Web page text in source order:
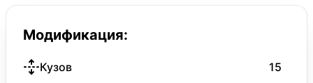
Модификация:
Кузов 15